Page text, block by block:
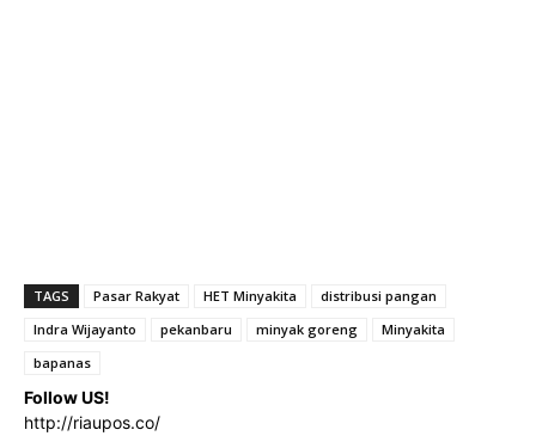
TAGS Pasar Rakyat HET Minyakita
distribusi pangan
Indra Wijayanto
pekanbaru minyak goreng
Minyakita
bapanas
Follow US!
http://riaupos.co/